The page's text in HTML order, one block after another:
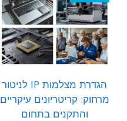
הגדרת מצלמות IP לניטור
מרחוק: קריטריונים עיקריים
והתקנים בתחום